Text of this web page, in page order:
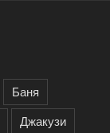
Баня
Джакузи